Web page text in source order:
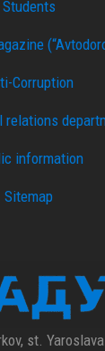
Students
Corruption
relations
information
Sitemap
st.